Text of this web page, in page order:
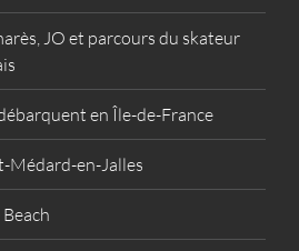
JO et parcours du skateur
en Île-de-France
Médard-en-Jalles